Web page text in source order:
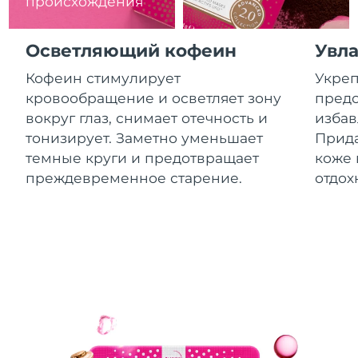
Осветляющий кофеин
Кофеин стимулирует
кровообращение и осветляет зону
вокруг глаз, снимает отечность и
тонизирует. Заметно уменьшает
темные круги и предотвращает
преждевременное старение.
коже
Израиль
8/15/26
Италия
Ожидаемая дата доставки
8/11/26
Япония
Ожидаемая дата доставки
8/14/26
Джерси
Ожидаемая дата доставки
8/11/26